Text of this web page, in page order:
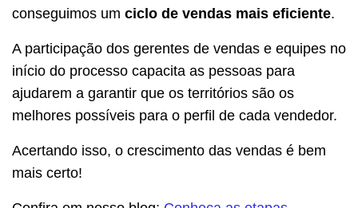
conseguimos um ciclo de vendas mais eficiente.
A participação dos gerentes de vendas e equipes no
início do processo capacita as pessoas para
ajudarem a garantir que os territórios são os
melhores possíveis para o perfil de cada vendedor.
Acertando isso, o crescimento das vendas é bem
mais certo!